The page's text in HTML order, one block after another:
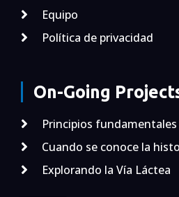
Equipo
Política de privacidad
On-Going
Principios fundamentales
Cuando se conoce la
Explorando la Vía Láctea